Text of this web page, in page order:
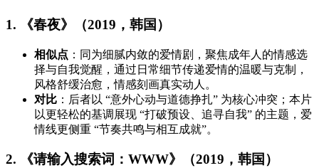
1. 《春夜》（2019，韩国）
相似点 ：同为细腻内敛的爱情剧，聚焦成年人的情感选
择与自我觉醒，通过日常细节传递爱情的温暖与克制，
风格舒缓治愈，情感刻画真实动人。
对比 ：后者以 “意外心动与道德挣扎” 为核心冲突；本片
以更轻松的基调展现 “打破预设、追寻自我” 的主题，爱
情线更侧重 “节奏共鸣与相互成就”。
2. 《请输入搜索词：WWW》（2019，韩国）